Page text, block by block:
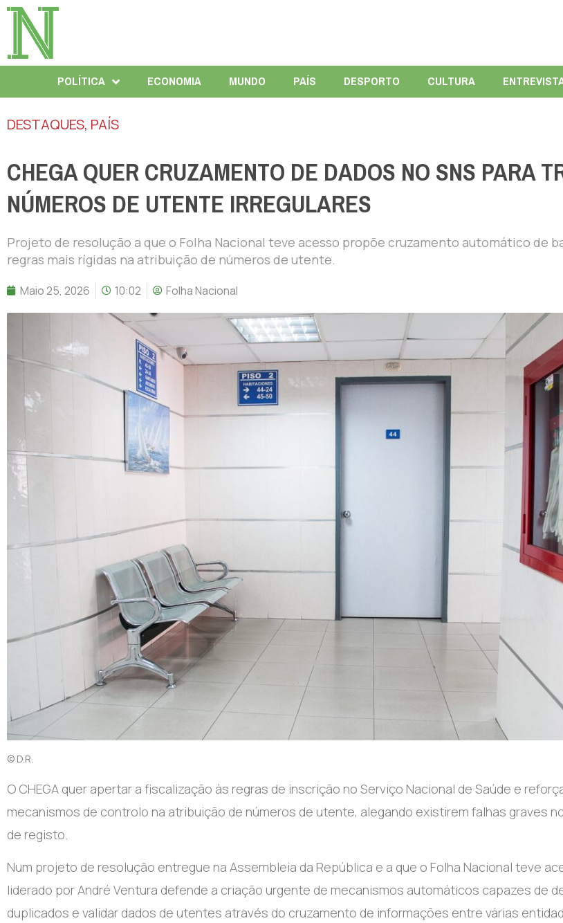
POLÍTICA ECONOMIA MUNDO PAÍS DESPORTO CULTURA
DESTAQUES, PAÍS
CHEGA QUER CRUZAMENTO DE DADOS NO SNS PARA
NÚMEROS DE UTENTE IRREGULARES
Projeto de resolução a que o Folha Nacional teve acesso propõe cruzamento automático de
regras mais rígidas na atribuição de números de utente.
Maio 25, 2026 10:02 Folha Nacional
© D.R.
O CHEGA quer apertar a fiscalização às regras de inscrição no Serviço Nacional de Saúde e
mecanismos de controlo na atribuição de números de utente, alegando existirem falhas graves
de registo.
Num projeto de resolução entregue na Assembleia da República e a que o Folha Nacional teve
liderado por André Ventura defende a criação urgente de mecanismos automáticos capazes de
duplicados e validar dados de utentes através do cruzamento de informações entre várias